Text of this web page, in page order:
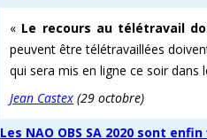
« Le recours au télétravail
peuvent être télétravaillées
qui sera mis en ligne ce soir dans
Jean Castex (29 octobre)
Les NAO OBS SA 2020 sont